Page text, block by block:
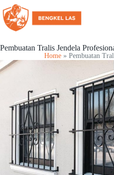
Pembuatan Tralis Jendela
Home» Pembuatan